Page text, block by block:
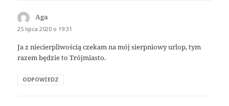
Aga
25 lipca 2020 o 19:31
Ja z niecierpliwością czekam na mój sierpniowy urlop, tym
razem będzie to Trójmiasto.
ODPOWIEDZ